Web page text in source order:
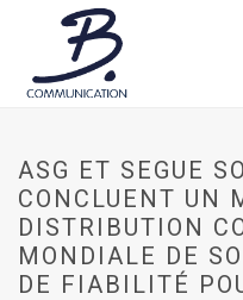
ASG ET SEGUE
CONCLUENT UN
DISTRIBUTION
MONDIALE DE
DE FIABILITÉ